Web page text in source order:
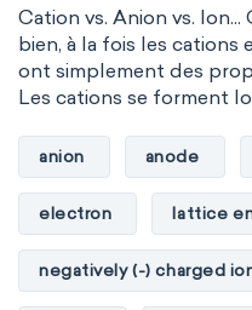
Cation vs. Anion vs.
bien, à la fois les cations
ont simplement des
Les cations se forment
anion anode
electron lattice
negatively (-) charged